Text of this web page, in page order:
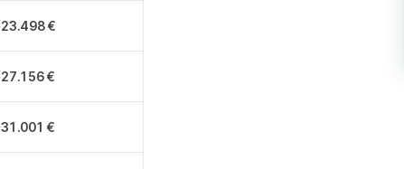
23.498 €
27.156 €
31.001 €